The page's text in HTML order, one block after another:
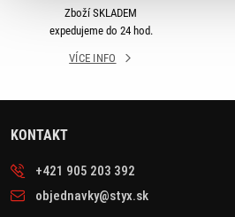
Zboží SKLADEM
expedujeme do 24 hod.
VÍCE INFO
KONTAKT
+421 905 203 392
objednavky@styx.sk